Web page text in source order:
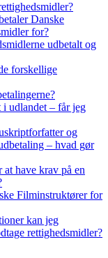
Danske
for?
udbetalt og
forskellige
udlandet – får jeg
og
– hvad gør
at have krav på en
Filminstruktører for
kan jeg
rettighedsmidler?